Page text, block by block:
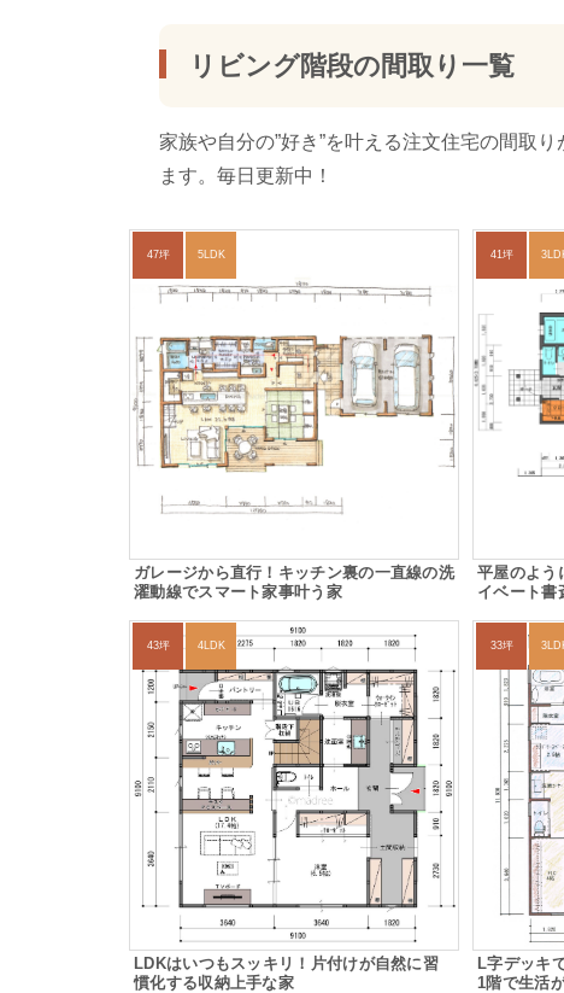
リビング階段の間取り一覧
家族や自分の”好き”を叶える注文住宅の間取
ます。毎日更新中！
47坪 5LDK
ガレージから直行！キッチン裏の一直線の洗
濯動線でスマート家事叶う家
41坪
平屋のよう
イベート書
43坪 4LDK
LDKはいつもスッキリ！片付けが自然に習
慣化する収納上手な家
33坪
L字デッキ
1階で生活